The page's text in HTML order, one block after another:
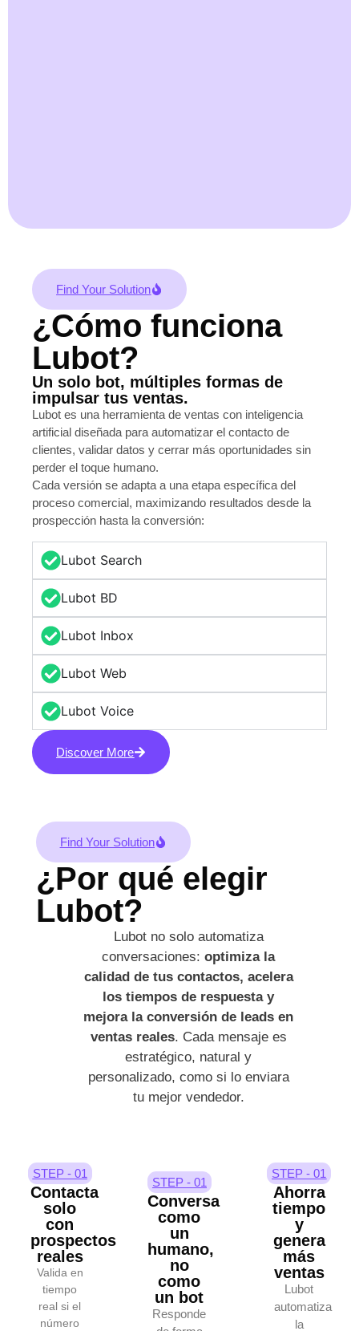
Find Your Solution
¿Cómo funciona
Lubot?
Un solo bot, múltiples formas de
impulsar tus ventas.
Lubot es una herramienta de ventas con inteligencia
artificial diseñada para automatizar el contacto de
clientes, validar datos y cerrar más oportunidades sin
perder el toque humano.
Cada versión se adapta a una etapa específica del
proceso comercial, maximizando resultados desde la
prospección hasta la conversión:
Lubot Search
Lubot BD
Lubot Inbox
Lubot Web
Lubot Voice
Discover More
Find Your Solution
¿Por qué elegir
Lubot?
Lubot no solo automatiza
conversaciones:optimiza la
calidad de tus contactos, acelera
los tiempos de respuesta y
mejora la conversión de leads en
ventas reales. Cada mensaje es
estratégico, natural y
personalizado, como si lo enviara
tu mejor vendedor.
STEP - 01
Contacta
solo
con
prospectos
reales
Valida en
tiempo
real si el
número
STEP - 01
Conversa
como
un
humano,
no
como
un bot
Responde
STEP - 01
Ahorra
tiempo
y
genera
más
ventas
Lubot
automatiza
la